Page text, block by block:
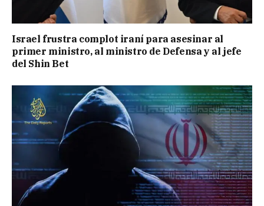
Israel frustra complot iraní para asesinar al
primer ministro, al ministro de Defensa y al jefe
del Shin Bet